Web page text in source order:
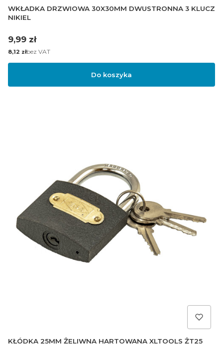
WKŁADKA DRZWIOWA 30X30MM DWUSTRONNA 3 KLUCZ
NIKIEL
Cena
9,99 zł
Cena
8,12 złbez VAT
Do koszyka
KŁÓDKA 25MM ŻELIWNA HARTOWANA XLTOOLS ŻT25